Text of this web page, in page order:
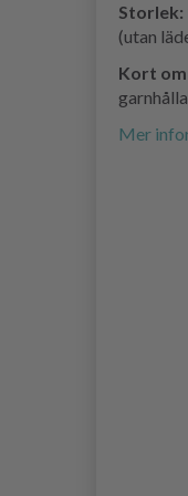
Storlek:
(utan
Kort
Mer